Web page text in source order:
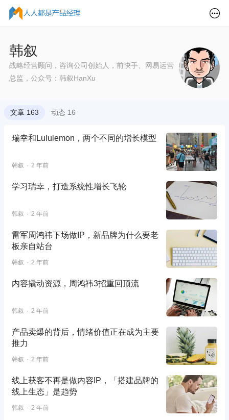
韩叙
战略经营顾问，咨询公司创始人，前快手、网易运营
总监，公众号：韩叙HanXu
文章 163 动态 16
瑞幸和Lululemon，两个不同的增长模型
韩叙 2 年前
学习瑞幸，打造系统性增长飞轮
韩叙 2 年前
雷军周鸿祎下场做IP，新品牌为什么要老
板亲自站台
韩叙 2 年前
内容撬动资源，周鸿祎3招重回顶流
韩叙 2 年前
产品卖爆的背后，情绪价值正在成为主要
推力
韩叙 2 年前
线上获客不再是做内容IP，「搭建品牌的
线上生态」是趋势
韩叙 2 年前